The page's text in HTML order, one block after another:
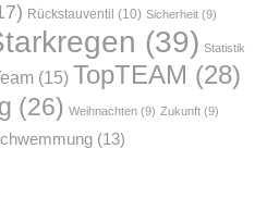
Rückstauventil (10) Sicherheit(9)
(39) Statistik
(15) TopTEAM (28)
(26) Weihnachten(9) Zukunft(9)
(13)